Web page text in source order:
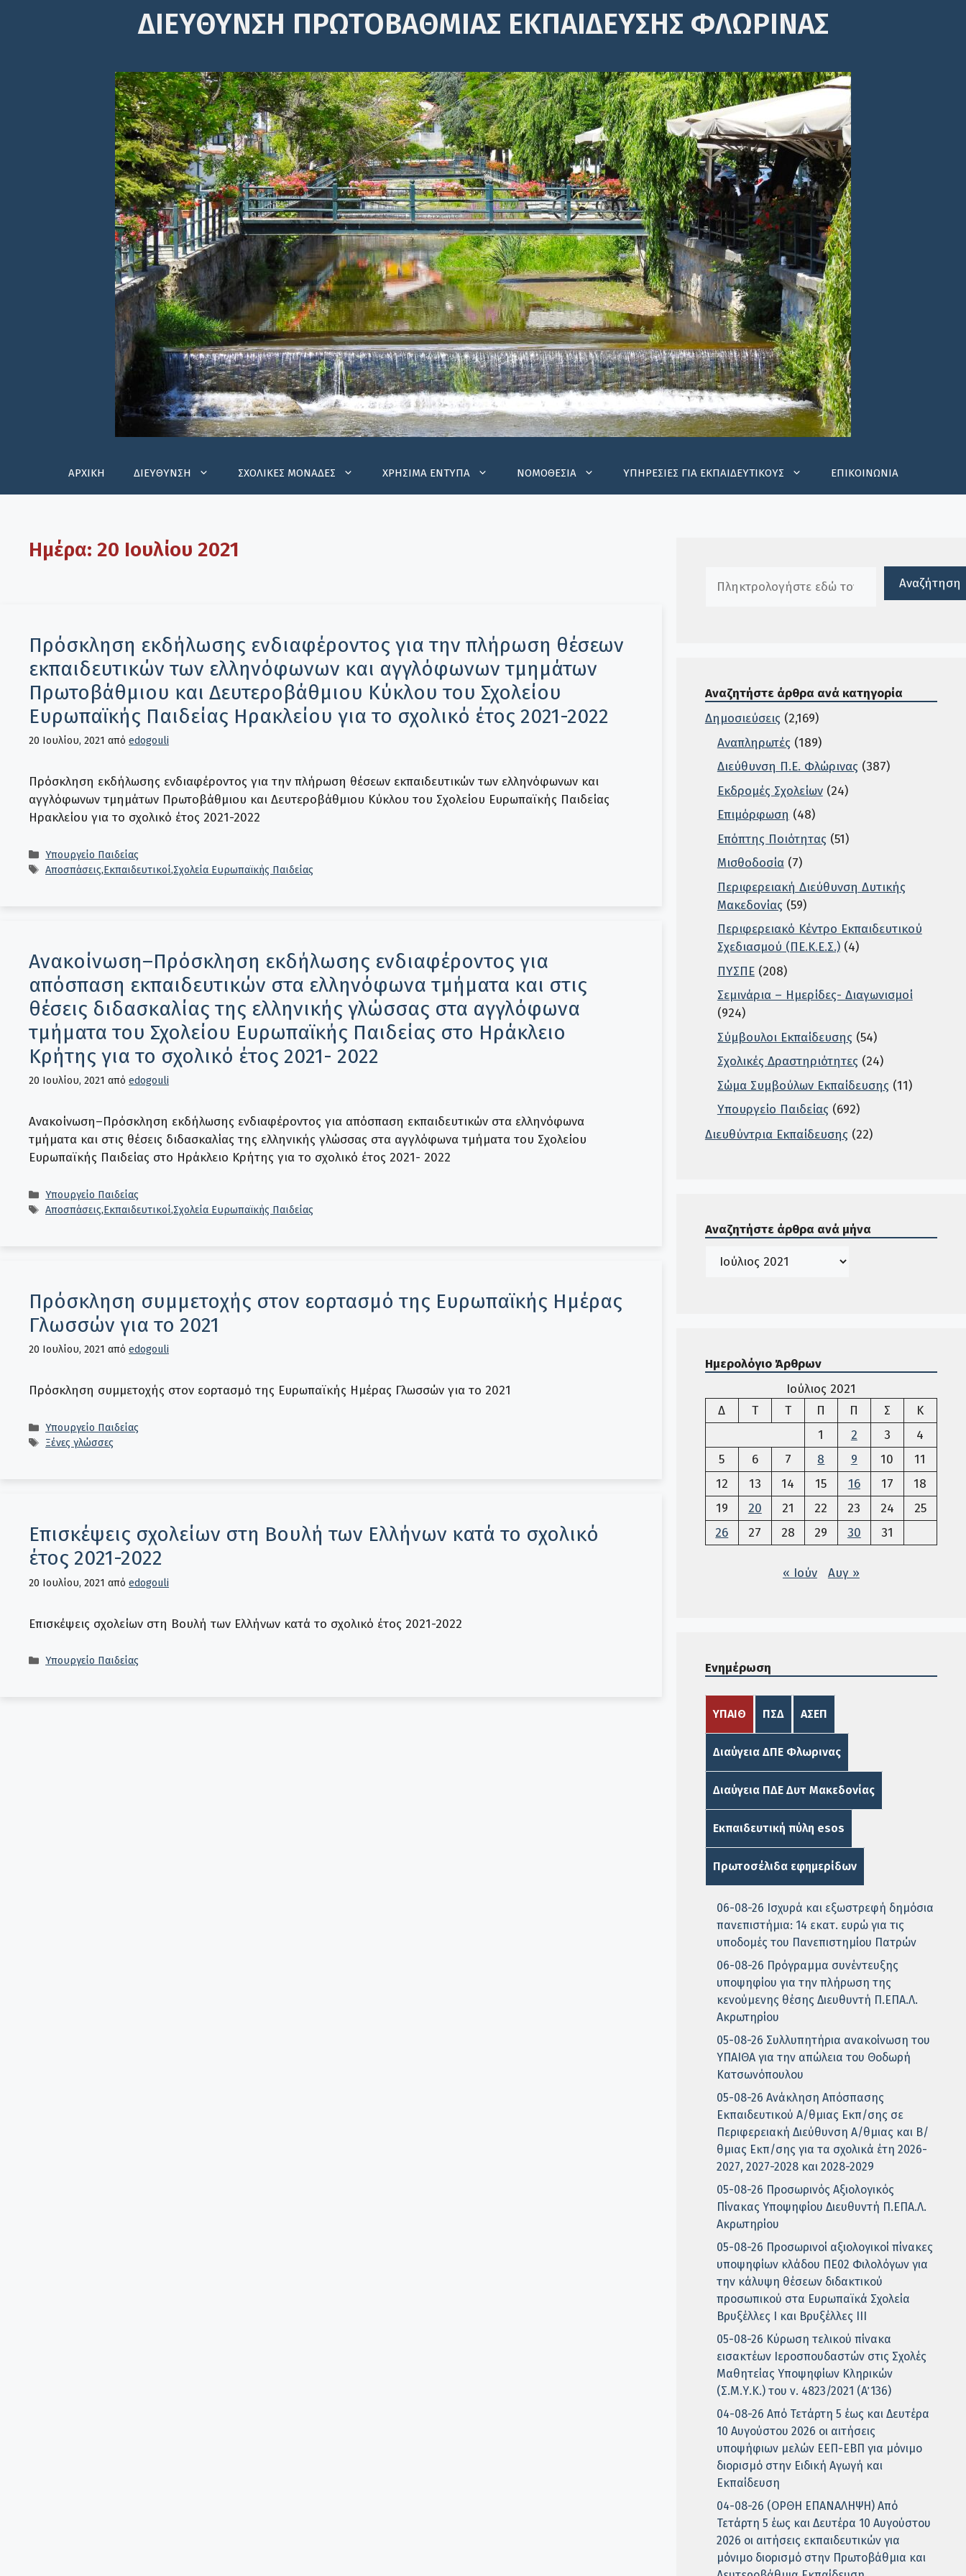
ΔΙΕΎΘΥΝΣΗ ΠΡΩΤΟΒΆΘΜΙΑΣ ΕΚΠΑΊΔΕΥΣΗΣ ΦΛΩΡΙΝΑΣ
ΑΡΧΙΚΗ ΔΙΕΥΘΥΝΣΗ ΣΧΟΛΙΚΕΣ ΜΟΝΑΔΕΣ ΧΡΗΣΙΜΑ ΕΝΤΥΠΑ ΝΟΜΟΘΕΣΙΑ ΥΠΗΡΕΣΙΕΣ ΓΙΑ ΕΚΠΑΙΔΕΥΤΙΚΟΥΣ ΕΠΙΚΟΙΝΩΝΙΑ
Ημέρα: 20 Ιουλίου 2021
Πρόσκληση εκδήλωσης ενδιαφέροντος για την πλήρωση θέσεων
εκπαιδευτικών των ελληνόφωνων και αγγλόφωνων τμημάτων
Πρωτοβάθμιου και Δευτεροβάθμιου Κύκλου του Σχολείου
Ευρωπαϊκής Παιδείας Ηρακλείου για το σχολικό έτος 2021-2022
20 Ιουλίου, 2021 από edogouli
Πρόσκληση εκδήλωσης ενδιαφέροντος για την πλήρωση θέσεων εκπαιδευτικών των ελληνόφωνων και
αγγλόφωνων τμημάτων Πρωτοβάθμιου και Δευτεροβάθμιου Κύκλου του Σχολείου Ευρωπαϊκής Παιδείας
Ηρακλείου για το σχολικό έτος 2021-2022
Κατηγορίες
Υπουργείο Παιδείας
Ετικέτες
Αποσπάσεις,Εκπαιδευτικοί,Σχολεία Ευρωπαϊκής Παιδείας
Ανακοίνωση–Πρόσκληση εκδήλωσης ενδιαφέροντος για
απόσπαση εκπαιδευτικών στα ελληνόφωνα τμήματα και στις
θέσεις διδασκαλίας της ελληνικής γλώσσας στα αγγλόφωνα
τμήματα του Σχολείου Ευρωπαϊκής Παιδείας στο Ηράκλειο
Κρήτης για το σχολικό έτος 2021- 2022
20 Ιουλίου, 2021 από edogouli
Ανακοίνωση–Πρόσκληση εκδήλωσης ενδιαφέροντος για απόσπαση εκπαιδευτικών στα ελληνόφωνα
τμήματα και στις θέσεις διδασκαλίας της ελληνικής γλώσσας στα αγγλόφωνα τμήματα του Σχολείου
Ευρωπαϊκής Παιδείας στο Ηράκλειο Κρήτης για το σχολικό έτος 2021- 2022
Κατηγορίες
Υπουργείο Παιδείας
Ετικέτες
Αποσπάσεις,Εκπαιδευτικοί,Σχολεία Ευρωπαϊκής Παιδείας
Πρόσκληση συμμετοχής στον εορτασμό της Ευρωπαϊκής Ημέρας
Γλωσσών για το 2021
20 Ιουλίου, 2021 από edogouli
Πρόσκληση συμμετοχής στον εορτασμό της Ευρωπαϊκής Ημέρας Γλωσσών για το 2021
Κατηγορίες
Υπουργείο Παιδείας
Ετικέτες
Ξένες γλώσσες
Επισκέψεις σχολείων στη Βουλή των Ελλήνων κατά το σχολικό
έτος 2021-2022
20 Ιουλίου, 2021 από edogouli
Επισκέψεις σχολείων στη Βουλή των Ελλήνων κατά το σχολικό έτος 2021-2022
Κατηγορίες
Υπουργείο Παιδείας
Αναζήτηση
Αναζητήστε άρθρα ανά κατηγορία
Δημοσιεύσεις (2,169)
Αναπληρωτές (189)
Διεύθυνση Π.Ε. Φλώρινας (387)
Εκδρομές Σχολείων(24)
Επιμόρφωση (48)
Επόπτης Ποιότητας (51)
Μισθοδοσία(7)
Περιφερειακή Διεύθυνση Δυτικής
Μακεδονίας (59)
Περιφερειακό Κέντρο Εκπαιδευτικού
Σχεδιασμού (ΠΕ.Κ.Ε.Σ.)(4)
ΠΥΣΠΕ(208)
Σεμινάρια – Ημερίδες- Διαγωνισμοί
(924)
Σύμβουλοι Εκπαίδευσης (54)
Σχολικές Δραστηριότητες (24)
Σώμα Συμβούλων Εκπαίδευσης (11)
Υπουργείο Παιδείας (692)
Διευθύντρια Εκπαίδευσης (22)
Αναζητήστε άρθρα ανά μήνα
Ιστορικό
Ημερολόγιο Άρθρων
Ιούλιος 2021
ΔΔευτέρα
ΤΤρίτηΤΤετάρτη
Π Πέμπτη
Π Παρασκευή
ΣΣάββατο
Κ
1
2 3
4
5
6 7 8 9 10
11
12
13 14 15 16 17
18
19
20 21 22 23 24
25
26
27 28 29 30 31
« Ιούν Αυγ »
Ενημέρωση
ΥΠΑΙΘ ΠΣΔ ΑΣΕΠ
Διαύγεια ΔΠΕ Φλωρινας
Διαύγεια ΠΔΕ Δυτ Μακεδονίας
Εκπαιδευτική πύλη esos
Πρωτοσέλιδα εφημερίδων
06-08-26 Ισχυρά και εξωστρεφή δημόσια
πανεπιστήμια: 14 εκατ. ευρώ για τις
υποδομές του Πανεπιστημίου Πατρών
06-08-26 Πρόγραμμα συνέντευξης
υποψηφίου για την πλήρωση της
κενούμενης θέσης Διευθυντή Π.ΕΠΑ.Λ.
Ακρωτηρίου
05-08-26 Συλλυπητήρια ανακοίνωση του
ΥΠΑΙΘΑ για την απώλεια του Θοδωρή
Κατσωνόπουλου
05-08-26 Ανάκληση Απόσπασης
Εκπαιδευτικού Α/θμιας Εκπ/σης σε
Περιφερειακή Διεύθυνση Α/θμιας και Β/
θμιας Εκπ/σης για τα σχολικά έτη 2026-
2027, 2027-2028 και 2028-2029
05-08-26 Προσωρινός Αξιολογικός
Πίνακας Υποψηφίου Διευθυντή Π.ΕΠΑ.Λ.
Ακρωτηρίου
05-08-26 Προσωρινοί αξιολογικοί πίνακες
υποψηφίων κλάδου ΠΕ02 Φιλολόγων για
την κάλυψη θέσεων διδακτικού
προσωπικού στα Ευρωπαϊκά Σχολεία
Βρυξέλλες Ι και Βρυξέλλες ΙΙΙ
05-08-26 Κύρωση τελικού πίνακα
εισακτέων Ιεροσπουδαστών στις Σχολές
Μαθητείας Υποψηφίων Κληρικών
(Σ.Μ.Υ.Κ.) του ν. 4823/2021 (Α΄ 136)
04-08-26 Από Τετάρτη 5 έως και Δευτέρα
10 Αυγούστου 2026 οι αιτήσεις
υποψήφιων μελών ΕΕΠ-ΕΒΠ για μόνιμο
διορισμό στην Ειδική Αγωγή και
Εκπαίδευση
04-08-26 (ΟΡΘΗ ΕΠΑΝΑΛΗΨΗ) Από
Τετάρτη 5 έως και Δευτέρα 10 Αυγούστου
2026 οι αιτήσεις εκπαιδευτικών για
μόνιμο διορισμό στην Πρωτοβάθμια και